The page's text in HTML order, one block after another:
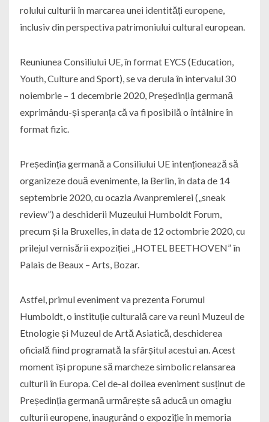
rolului culturii în marcarea unei identități europene,
inclusiv din perspectiva patrimoniului cultural european.
Reuniunea Consiliului UE, în format EYCS (Education,
Youth, Culture and Sport), se va derula în intervalul 30
noiembrie – 1 decembrie 2020, Președinția germană
exprimându-și speranța că va fi posibilă o întâlnire în
format fizic.
Președinția germană a Consiliului UE intenționează să
organizeze două evenimente, la Berlin, în data de 14
septembrie 2020, cu ocazia Avanpremierei („sneak
review”) a deschiderii Muzeului Humboldt Forum,
precum și la Bruxelles, în data de 12 octombrie 2020, cu
prilejul vernisării expoziției „HOTEL BEETHOVEN” în
Palais de Beaux – Arts, Bozar.
Astfel, primul eveniment va prezenta Forumul
Humboldt, o instituție culturală care va reuni Muzeul de
Etnologie și Muzeul de Artă Asiatică, deschiderea
oficială fiind programată la sfârșitul acestui an. Acest
moment își propune să marcheze simbolic relansarea
culturii în Europa. Cel de-al doilea eveniment susținut de
Președinția germană urmărește să aducă un omagiu
culturii europene, inaugurând o expoziție în memoria